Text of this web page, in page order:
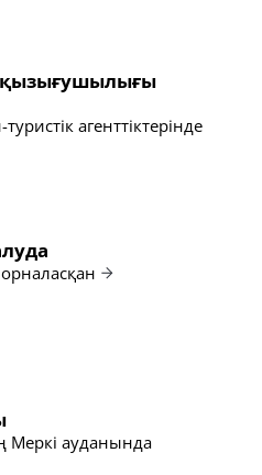
қызығушылығы
агенттіктерінде
ауданында